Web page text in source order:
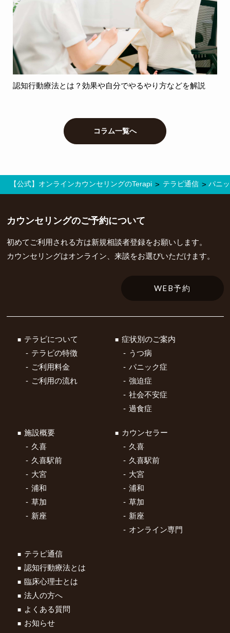
認知行動療法とは？効果や自分でやるやり方などを解説
コラム一覧へ
【公式】オンラインカウンセリングのTerapi > テラピ通信 > パニ
カウンセリングのご予約について
初めてご利用される方は新規相談者登録をお願いします。
カウンセリングはオンライン、来談をお選びいただけます。
WEB予約
テラピについて
テラピの特徴
ご利用料金
ご利用の流れ
症状別のご案内
うつ病
パニック症
強迫症
社会不安症
過食症
施設概要
久喜
久喜駅前
大宮
浦和
草加
新座
カウンセラー
久喜
久喜駅前
大宮
浦和
草加
新座
オンライン専門
テラピ通信
認知行動療法とは
臨床心理士とは
法人の方へ
よくある質問
お知らせ